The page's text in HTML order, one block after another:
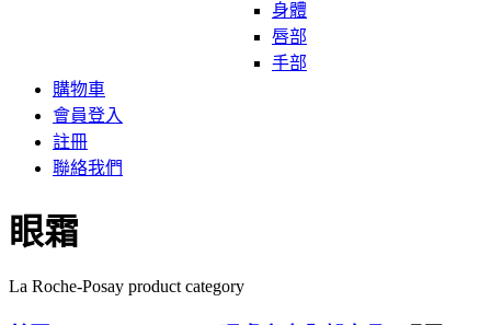
身體
唇部
手部
購物車
會員登入
註冊
聯絡我們
眼霜
La Roche-Posay product category